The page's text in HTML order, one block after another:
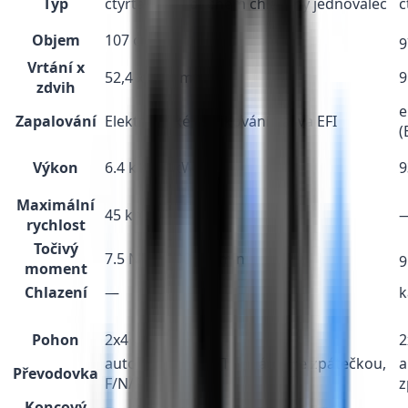
Typ čtyřtaktní vzduchem chlazený jednoválec
Objem
107 cm3
Vrtání x
zdvih
52,4 x 49,5 mm
Zapalování Elektronické vstřikování paliva EFI
Výkon
6.4 k / 4.7 kW
Maximální
rychlost
45 km/h
Točivý
moment
7.5 Nm/5500 ot./min
Chlazení
—
Pohon 2x4
Převodovka automatická - CVT variátor se zpátečkou,
F/N/R